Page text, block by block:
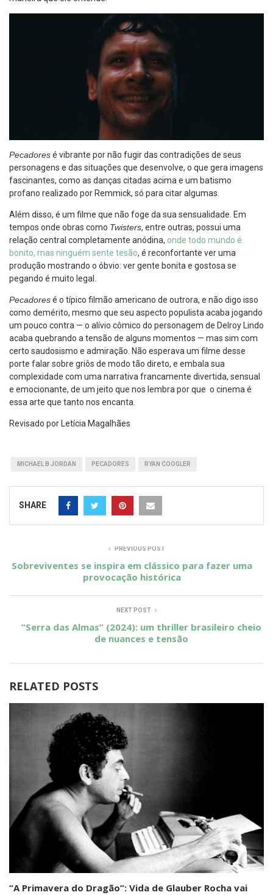
Pecadoresé vibrante por não fugir das contradições de seus
personagens e das situações que desenvolve, o que gera imagens
fascinantes, como as danças citadas acima e um batismo
profano realizado por Remmick, só para citar algumas.
Além disso, é um filme que não foge da sua sensualidade. Em
tempos onde obras como Twisters, entre outras, possui uma
relação central completamente anódina, onde todo mundo é
bonito, mas ninguém sente tesão, é reconfortante ver uma
produção mostrando o óbvio: ver gente bonita e gostosa se
pegando é muito legal.
Pecadoresé o típico filmão americano de outrora, e não digo isso
como demérito, mesmo que seu aspecto populista acaba jogando
um pouco contra — o alívio cômico do personagem de Delroy Lindo
acaba quebrando a tensão de alguns momentos — mas sim com
certo saudosismo e admiração. Não esperava um filme desse
porte falar sobre griôs de modo tão direto, e embala sua
complexidade com uma narrativa francamente divertida, sensual
e emocionante, de um jeito que nos lembra por que o cinema é
essa arte que tanto nos encanta.
Revisado por Letícia Magalhães
MICHAEL B JORDAN PECADORES RYAN COOGLER
SHARE
PREVIOUS POST
Sobreviventes se inspira em clássico para fazer uma
provocação histórica
NEXT POST
“Serra das Almas” (2024): um thriller brasileiro cheio
de nuances e tensão
RELATED POSTS
“A Primavera do Dragão”: Vida de Glauber Rocha vai